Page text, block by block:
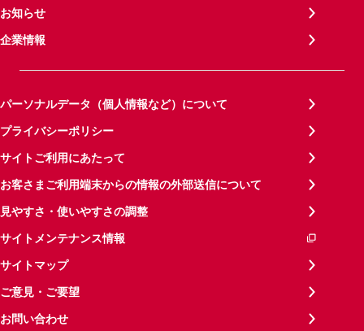
お知らせ
企業情報
パーソナルデータ（個人情報など）について
プライバシーポリシー
サイトご利用にあたって
お客さまご利用端末からの情報の外部送信について
見やすさ・使いやすさの調整
サイトメンテナンス情報
サイトマップ
ご意見・ご要望
お問い合わせ